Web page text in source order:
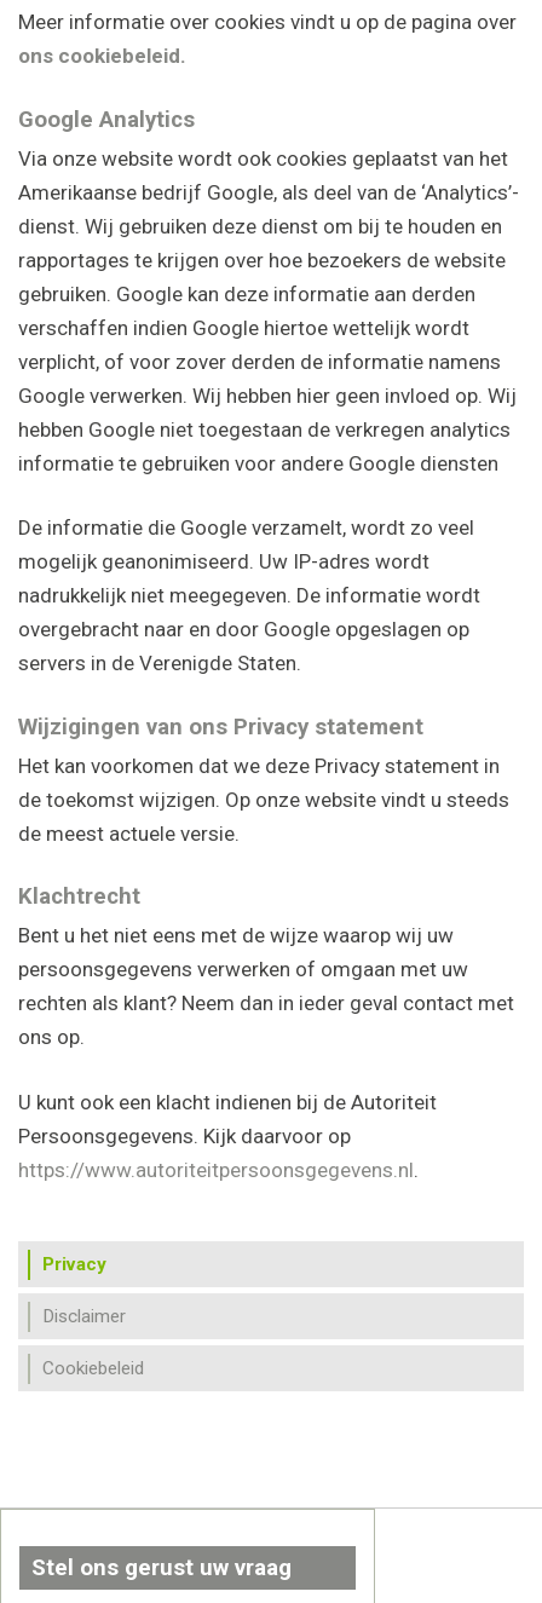
Meer informatie over cookies vindt u op de pagina over
ons cookiebeleid.
Google Analytics
Via onze website wordt ook cookies geplaatst van het
Amerikaanse bedrijf Google, als deel van de ‘Analytics’-
dienst. Wij gebruiken deze dienst om bij te houden en
rapportages te krijgen over hoe bezoekers de website
gebruiken. Google kan deze informatie aan derden
verschaffen indien Google hiertoe wettelijk wordt
verplicht, of voor zover derden de informatie namens
Google verwerken. Wij hebben hier geen invloed op. Wij
hebben Google niet toegestaan de verkregen analytics
informatie te gebruiken voor andere Google diensten
De informatie die Google verzamelt, wordt zo veel
mogelijk geanonimiseerd. Uw IP-adres wordt
nadrukkelijk niet meegegeven. De informatie wordt
overgebracht naar en door Google opgeslagen op
servers in de Verenigde Staten.
Wijzigingen van ons Privacy statement
Het kan voorkomen dat we deze Privacy statement in
de toekomst wijzigen. Op onze website vindt u steeds
de meest actuele versie.
Klachtrecht
Bent u het niet eens met de wijze waarop wij uw
persoonsgegevens verwerken of omgaan met uw
rechten als klant? Neem dan in ieder geval contact met
ons op.
U kunt ook een klacht indienen bij de Autoriteit
Persoonsgegevens. Kijk daarvoor op
https://www.autoriteitpersoonsgegevens.nl.
Privacy
Disclaimer
Cookiebeleid
Stel ons gerust uw vraag